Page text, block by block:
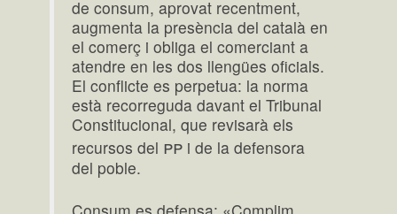
de consum, aprovat recentment,
augmenta la presència del català en
el comerç i obliga el comerciant a
atendre en les dos llengües oficials.
El conflicte es perpetua: la norma
està recorreguda davant el Tribunal
Constitucional, que revisarà els
recursos del pp i de la defensora
del poble.